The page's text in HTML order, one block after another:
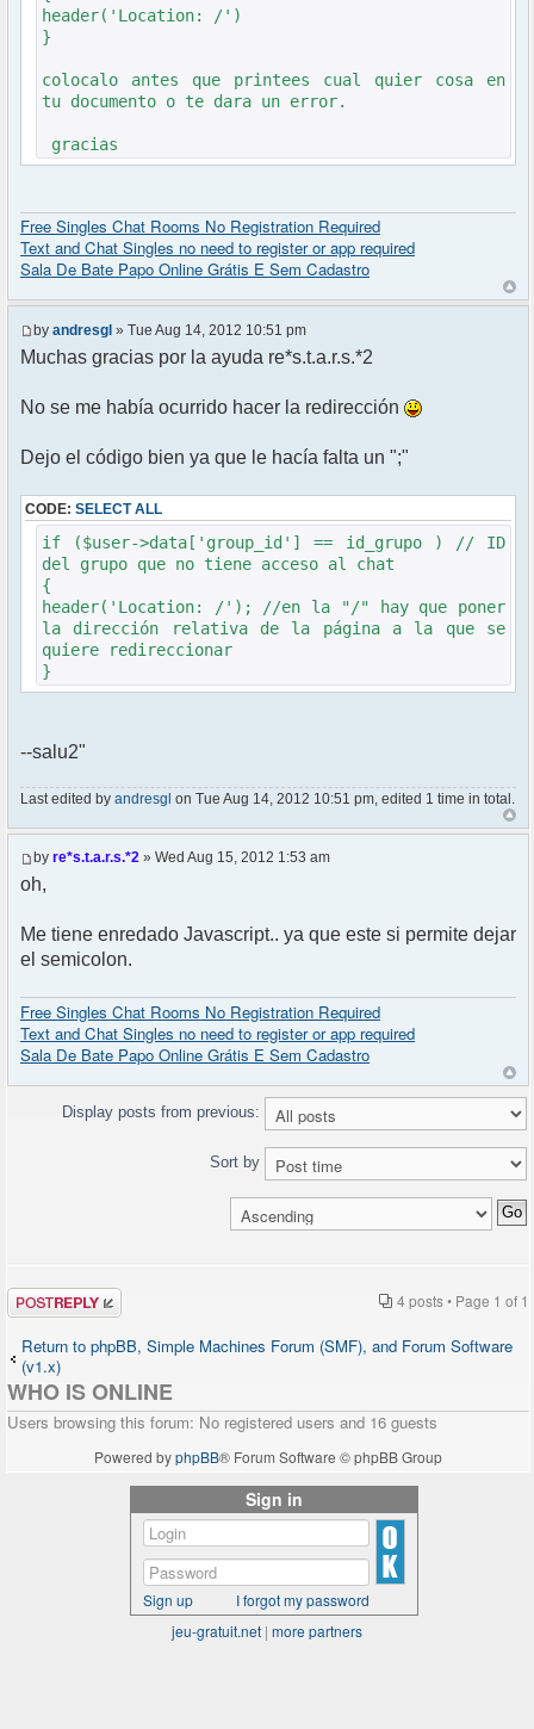
header('Location: /')
}
colocalo antes que printees cual quier cosa en
tu documento o te dara un error.
gracias
Free Singles Chat Rooms No Registration Required
Text and Chat Singles no need to register or app required
Sala De Bate Papo Online Grátis E Sem Cadastro
by andresgl » Tue Aug 14, 2012 10:51 pm
Muchas gracias por la ayuda re*s.t.a.r.s.*2
No se me había ocurrido hacer la redirección
Dejo el código bien ya que le hacía falta un ";"
CODE: SELECT ALL
if ($user->data['group_id'] == id_grupo ) // ID
del grupo que no tiene acceso al chat
{
header('Location: /'); //en la "/" hay que poner
la dirección relativa de la página a la que se
quiere redireccionar
}
--salu2"
Last edited by andresgl on Tue Aug 14, 2012 10:51 pm, edited 1 time in total.
by re*s.t.a.r.s.*2 » Wed Aug 15, 2012 1:53 am
oh,
Me tiene enredado Javascript.. ya que este si permite dejar
el semicolon.
Free Singles Chat Rooms No Registration Required
Text and Chat Singles no need to register or app required
Sala De Bate Papo Online Grátis E Sem Cadastro
Display posts from previous:
Sort by
Post a reply 4 posts • Page 1 of 1
Return to phpBB, Simple Machines Forum (SMF), and Forum Software
(v1.x)
WHO IS ONLINE
Users browsing this forum: No registered users and 16 guests
Powered byphpBB® Forum Software © phpBB Group
Sign in
Sign up
I forgot my password
jeu-gratuit.net | more partners